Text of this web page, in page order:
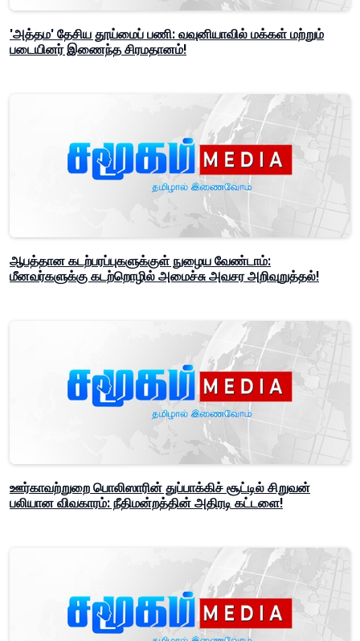
'அத்தம' தேசிய தூய்மைப் பணி: வவுனியாவில் மக்கள் மற்றும்
படையினர் இணைந்த சிரமதானம்!
ஆபத்தான கடற்பரப்புகளுக்குள் நுழைய வேண்டாம்:
மீனவர்களுக்கு கடற்றொழில் அமைச்சு அவசர அறிவுறுத்தல்!
ஊர்காவற்றுறை பொலிஸாரின் துப்பாக்கிச் சூட்டில் சிறுவன்
பலியான விவகாரம்: நீதிமன்றத்தின் அதிரடி கட்டளை!